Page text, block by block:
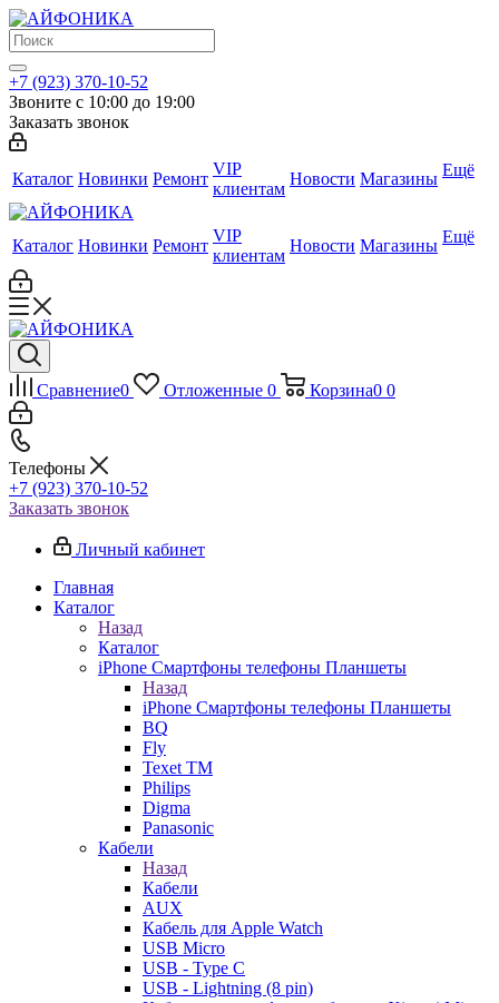
+7 (923) 370-10-52
Звоните с 10:00 до 19:00
Заказать звонок
Каталог Новинки Ремонт
VIP
клиентам
Новости Магазины Ещё
Каталог Новинки Ремонт
VIP
клиентам
Новости Магазины Ещё
Сравнение0 Отложенные 0 Корзина0 0
Телефоны
+7 (923) 370-10-52
Заказать звонок
Личный кабинет
Главная
Каталог
Назад
Каталог
iPhone Смартфоны телефоны Планшеты
Назад
iPhone Смартфоны телефоны Планшеты
BQ
Fly
Texet TM
Philips
Digma
Panasonic
Кабели
Назад
Кабели
AUX
Кабель для Apple Watch
USB Micro
USB - Type C
USB - Lightning (8 pin)